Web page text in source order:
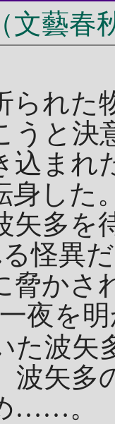
（文藝春
れた
うと決
込まれ
身した
矢多を
る怪異
かさ
夜を
た波矢
波矢多
……。